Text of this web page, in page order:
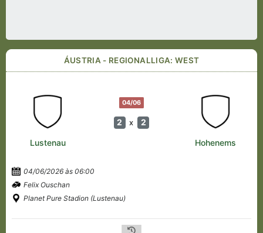
ÁUSTRIA - REGIONALLIGA: WEST
04/06
2 x 2
Lustenau Hohenems
04/06/2026 às 06:00
Felix Ouschan
Planet Pure Stadion (Lustenau)